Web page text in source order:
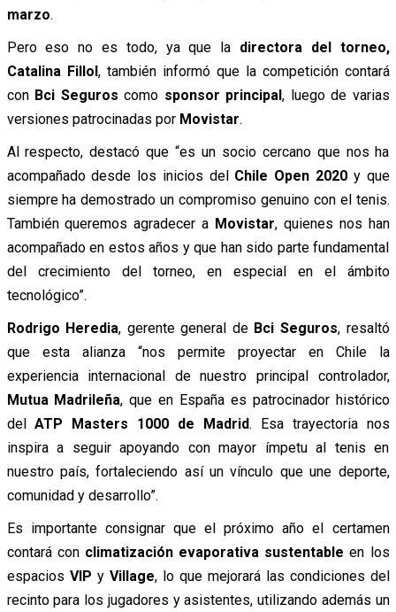
marzo.
Pero eso no es todo, ya que la directora del torneo,
Catalina Fillol, también informó que la competición contará
con Bci Seguros como sponsor principal, luego de varias
versiones patrocinadas por Movistar.
Al respecto, destacó que “es un socio cercano que nos ha
acompañado desde los inicios del Chile Open 2020y que
siempre ha demostrado un compromiso genuino con el tenis.
También queremos agradecer a Movistar, quienes nos han
acompañado en estos años y que han sido parte fundamental
del crecimiento del torneo, en especial en el ámbito
tecnológico”.
Rodrigo Heredia, gerente general de Bci Seguros, resaltó
que esta alianza “nos permite proyectar en Chile la
experiencia internacional de nuestro principal controlador,
Mutua Madrileña, que en España es patrocinador histórico
delATP Masters 1000 de Madrid. Esa trayectoria nos
inspira a seguir apoyando con mayor ímpetu al tenis en
nuestro país, fortaleciendo así un vínculo que une deporte,
comunidad y desarrollo”.
Es importante consignar que el próximo año el certamen
contará con climatización evaporativa sustentable en los
espacios VIP y Village, lo que mejorará las condiciones del
recinto para los jugadores y asistentes, utilizando además un